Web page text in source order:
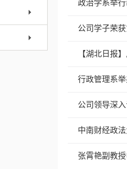
政治学系举
公司学子荣
【湖北日报
行政管理系
公司领导深
中南财经政
张霄艳副教